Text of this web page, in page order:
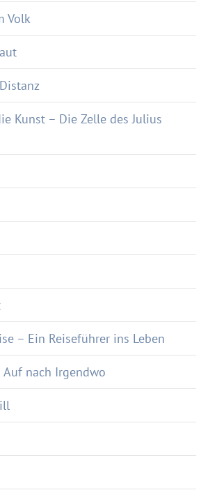
Volk
Kunst – Die Zelle des Julius
– Ein Reiseführer ins Leben
Auf nach Irgendwo